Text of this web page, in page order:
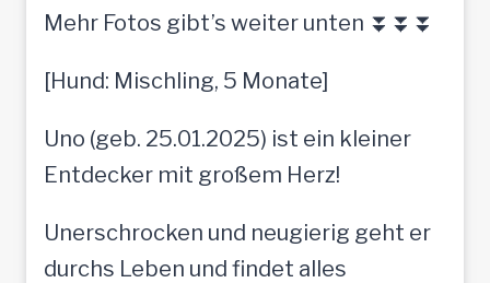
Mehr Fotos gibt’s weiter unten ⏬⏬⏬
[Hund: Mischling, 5 Monate]
Uno (geb. 25.01.2025) ist ein kleiner
Entdecker mit großem Herz!
Unerschrocken und neugierig geht er
durchs Leben und findet alles